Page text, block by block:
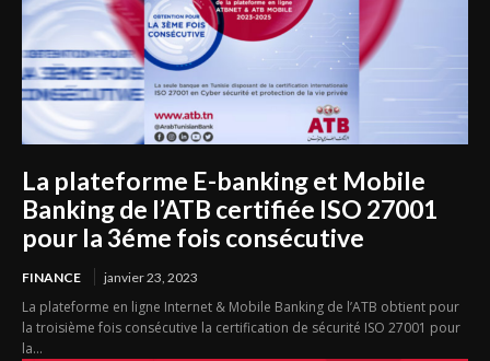
La plateforme E-banking et Mobile
Banking de l’ATB certifiée ISO 27001
pour la 3éme fois consécutive
FINANCE janvier 23, 2023
La plateforme en ligne Internet & Mobile Banking de l’ATB obtient pour
la troisième fois consécutive la certification de sécurité ISO 27001 pour
la...